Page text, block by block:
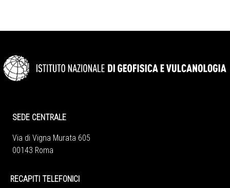
SEDE CENTRALE
Via di Vigna Murata 605
00143 Roma
RECAPITI TELEFONICI